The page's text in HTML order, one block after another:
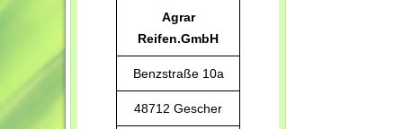
Agrar
Reifen.GmbH
Benzstraße 10a
48712 Gescher